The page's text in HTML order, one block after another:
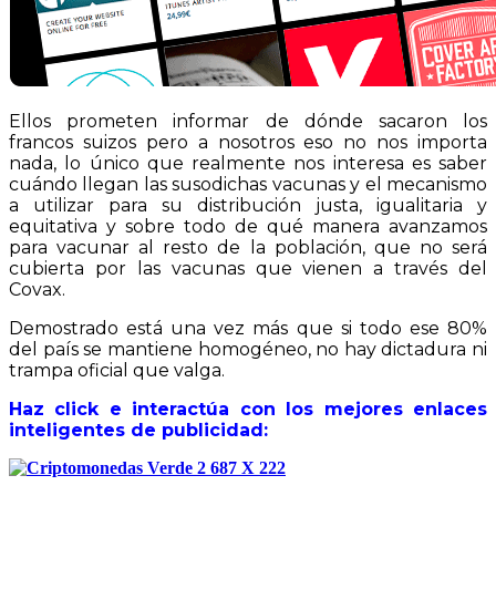
Ellos prometen informar de dónde sacaron los
francos suizos pero a nosotros eso no nos importa
nada, lo único que realmente nos interesa es saber
cuándo llegan las susodichas vacunas y el mecanismo
a utilizar para su distribución justa, igualitaria y
equitativa y sobre todo de qué manera avanzamos
para vacunar al resto de la población, que no será
cubierta por las vacunas que vienen a través del
Covax.
Demostrado está una vez más que si todo ese 80%
del país se mantiene homogéneo, no hay dictadura ni
trampa oficial que valga.
Haz click e interactúa con los mejores enlaces
inteligentes de publicidad: